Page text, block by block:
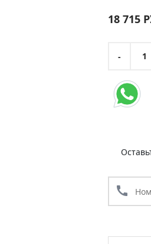
18 715
- 1
call